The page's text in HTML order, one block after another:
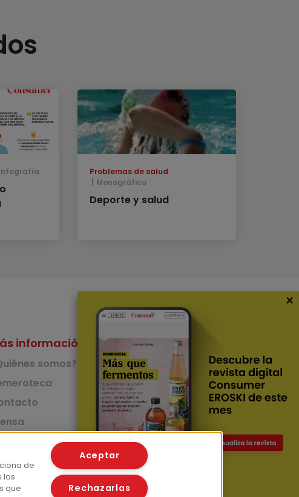
Problemas de salud
Monográfico
Deporte y salud
información
somos?
Lingüístico
Nuestras Apps
App de recetas
App del Camino de
Santiago
×
de
las
que
Aceptar
Rechazarlas